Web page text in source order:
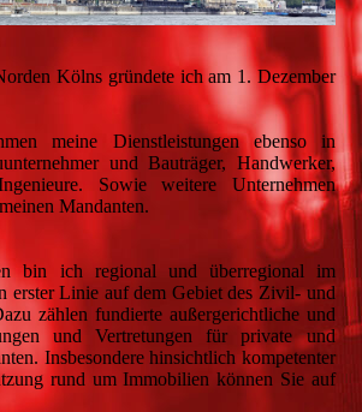
Kölns gründete ich am 1. Dezember
meine Dienstleistungen ebenso in
und Bauträger, Handwerker,
Sowie weitere Unternehmen
Mandanten.
bin ich regional und überregional im
erster Linie auf dem Gebiet des Zivil- und
zählen fundierte außergerichtliche und
und Vertretungen für private und
Insbesondere hinsichtlich kompetenter
rund um Immobilien können Sie auf